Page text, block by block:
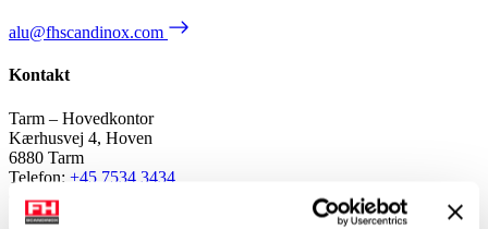
alu@fhscandinox.com
Kontakt
Tarm – Hovedkontor
Kærhusvej 4, Hoven
6880 Tarm
Telefon: +45 7534 3434
CVR: 14919287